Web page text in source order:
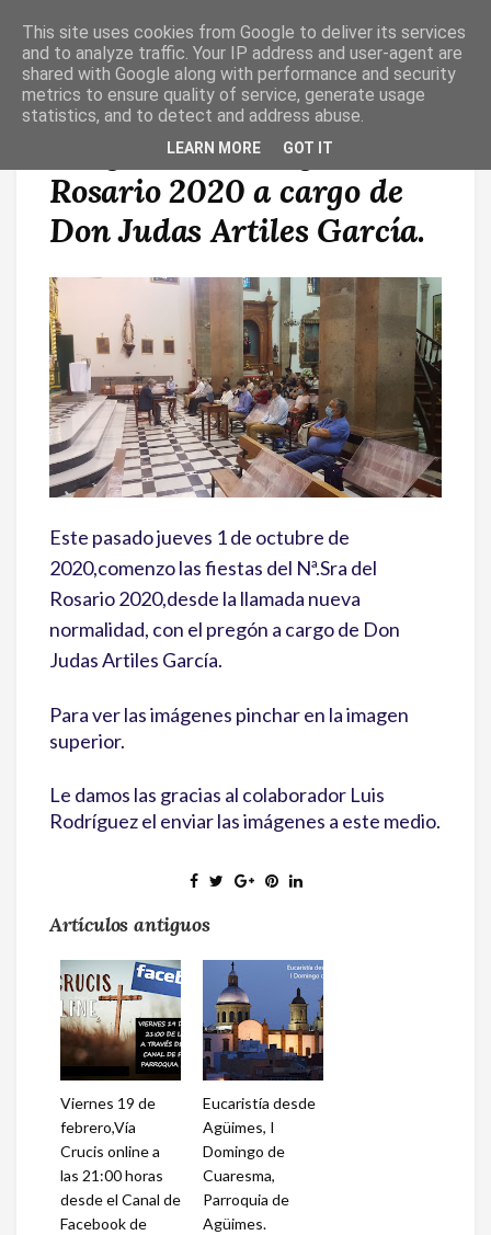
T
O
G
Imágenes del Pregón del
Rosario 2020 a cargo de
Don Judas Artiles García.
Este pasado jueves 1 de octubre de
2020,comenzo las fiestas del Nª.Sra del
Rosario 2020,desde la llamada nueva
normalidad, con el pregón a cargo de Don
Judas Artiles García.
Para ver las imágenes pinchar en la imagen
superior.
Le damos las gracias al colaborador Luis
Rodríguez el enviar las imágenes a este medio.
Artículos antiguos
Viernes 19 de
febrero,Vía
Crucis online a
las 21:00 horas
desde el Canal de
Facebook de
Eucaristía desde
Agüimes, I
Domingo de
Cuaresma,
Parroquia de
Agüimes.
This site uses cookies from Google to deliver its services
and to analyze traffic. Your IP address and user-agent are
shared with Google along with performance and security
metrics to ensure quality of service, generate usage
statistics, and to detect and address abuse.
LEARN MORE GOT IT